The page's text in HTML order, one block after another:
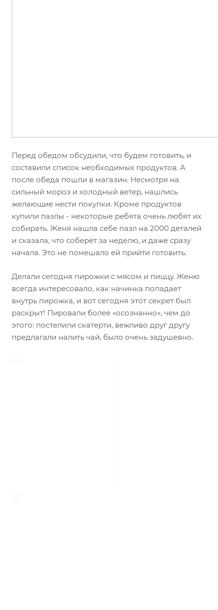
Перед обедом обсудили, что будем готовить, и
составили список необходимых продуктов. А
после обеда пошли в магазин. Несмотря на
сильный мороз и холодный ветер, нашлись
желающие нести покупки. Кроме продуктов
купили пазлы - некоторые ребята очень любят их
собирать. Женя нашла себе пазл на 2000 деталей
и сказала, что соберёт за неделю, и даже сразу
начала. Это не помешало ей прийти готовить.
Делали сегодня пирожки с мясом и пиццу. Женю
всегда интересовало, как начинка попадает
внутрь пирожка, и вот сегодня этот секрет был
раскрыт! Пировали более «осознанно», чем до
этого: постелили скатерти, вежливо друг другу
предлагали налить чай, было очень задушевно.